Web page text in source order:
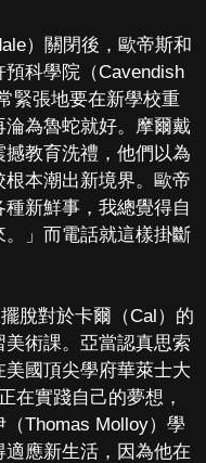
）關閉後，歐帝斯和
科學院（Cavendish
緊張地要在新學校重
為魯蛇就好。摩爾戴
教育洗禮，他們以為
本潮出新境界。歐帝
新鮮事，我總覺得自
」而電話就這樣掛斷
脫對於卡爾（Cal）的
術課。亞當認真思索
國頂尖學府華萊士大
在實踐自己的夢想，
Thomas Molloy）學
應新生活，因為他在